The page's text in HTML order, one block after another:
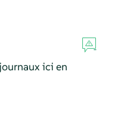
ici en